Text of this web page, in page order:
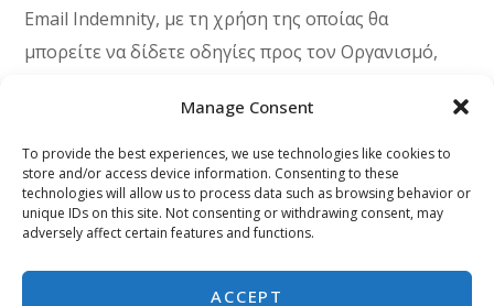
Manage Consent
To provide the best experiences, we use technologies like cookies to
store and/or access device information. Consenting to these
technologies will allow us to process data such as browsing behavior or
unique IDs on this site. Not consenting or withdrawing consent, may
adversely affect certain features and functions.
ACCEPT
Email Indemnity, με τη χρήση της οποίας θα
μπορείτε να δίδετε οδηγίες προς τον Οργανισμό,
συγκεκριμένων πράξεων.
Τα σχετικά έγγραφα, με την υπογραφή των οποίων
θα μπορεί να ενεργοποιηθεί η υπηρεσία αυτή, θα τα
βρείτεεδώ.
Για περισσότερες πληροφορίες, μπορείτε να